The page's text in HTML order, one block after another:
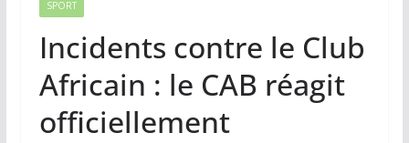
SPORT
Incidents contre le Club
Africain : le CAB réagit
officiellement